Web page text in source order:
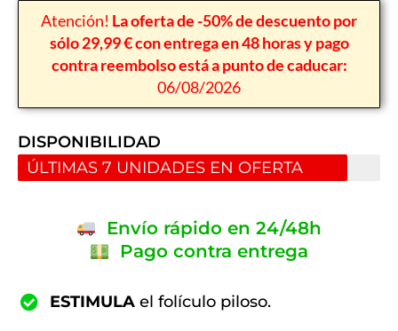
Atención! La oferta de -50% de descuento por
sólo 29,99 € con entrega en 48 horas y pago
contra reembolso está a punto de caducar:
06/08/2026
DISPONIBILIDAD
ÚLTIMAS 7 UNIDADES EN OFERTA
Envío rápido en 24/48h
Pago contra entrega
ESTIMULA el folículo piloso.